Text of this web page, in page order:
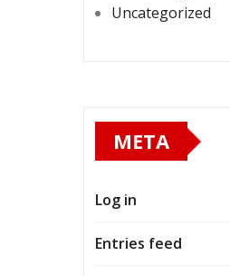
Uncategorized
META
Log in
Entries feed